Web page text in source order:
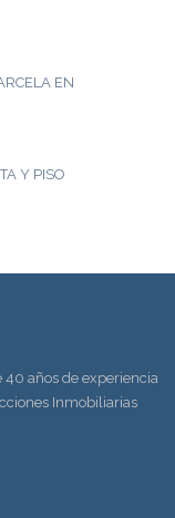
EN
Y PISO
40 años de experiencia
Inmobiliarias